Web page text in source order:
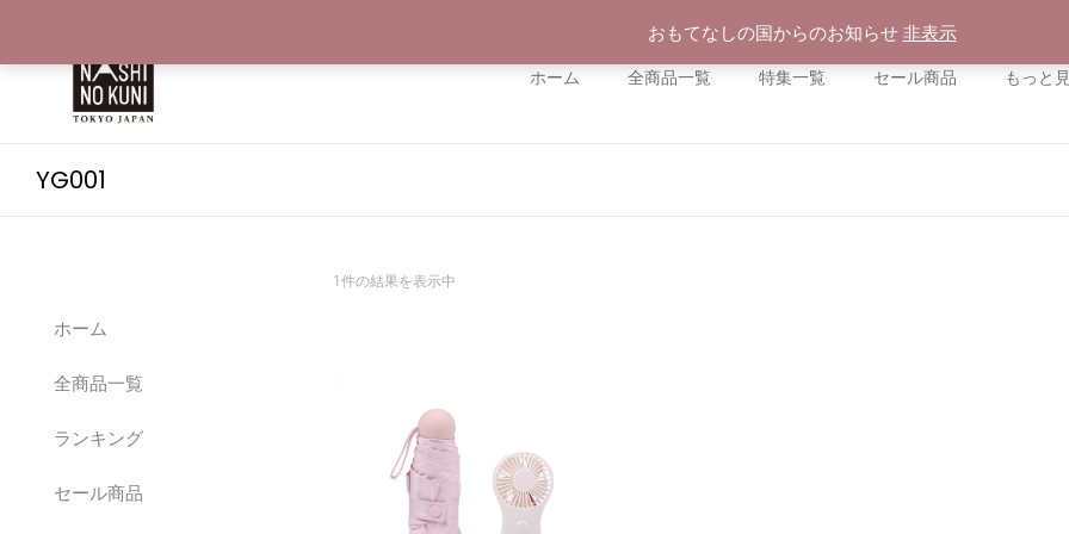
おもてなしの国からのお知らせ 非表示
ホーム
全商品一覧 特集一覧 セール商品 もっと
YG001
ホーム
全商品一覧
ランキング
セール商品
1件の結果を表示中